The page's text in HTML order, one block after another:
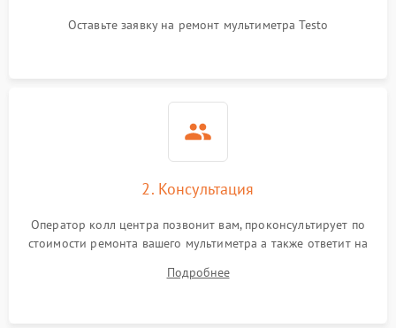
Оставьте заявку на ремонт мультиметра Testo
2. Консультация
Оператор колл центра позвонит вам, проконсультирует по
стоимости ремонта вашего мультиметра а также ответит на
Подробнее